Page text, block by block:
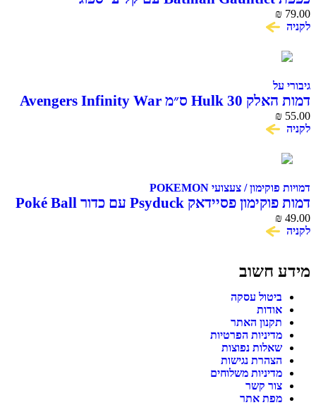
₪ 79.00
לקניה
גיבורי על
דמות האלק Hulk 30 ס״מ Avengers Infinity War
Titan Hero Series
₪ 55.00
לקניה
דמויות פוקימון / צעצועי POKEMON
דמות פוקימון פסיידאק Psyduck עם כדור Poké Ball
₪ 49.00
לקניה
מידע חשוב
ביטול עסקה
אודות
תקנון האתר
מדיניות הפרטיות
שאלות נפוצות
הצהרת נגישות
מדיניות משלוחים
צור קשר
מפת אתר